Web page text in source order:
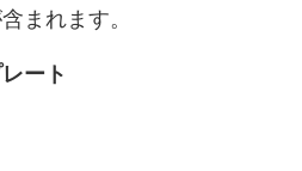
まれます。
ート